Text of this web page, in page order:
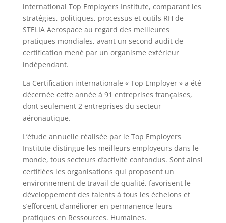
international Top Employers Institute, comparant les
stratégies, politiques, processus et outils RH de
STELIA Aerospace au regard des meilleures
pratiques mondiales, avant un second audit de
certification mené par un organisme extérieur
indépendant.
La Certification internationale « Top Employer » a été
décernée cette année à 91 entreprises françaises,
dont seulement 2 entreprises du secteur
aéronautique.
L’étude annuelle réalisée par le Top Employers
Institute distingue les meilleurs employeurs dans le
monde, tous secteurs d’activité confondus. Sont ainsi
certifiées les organisations qui proposent un
environnement de travail de qualité, favorisent le
développement des talents à tous les échelons et
s’efforcent d’améliorer en permanence leurs
pratiques en Ressources. Humaines.